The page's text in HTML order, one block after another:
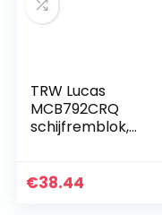
TRW Lucas
MCB792CRQ
schijfremblok,
€38.44